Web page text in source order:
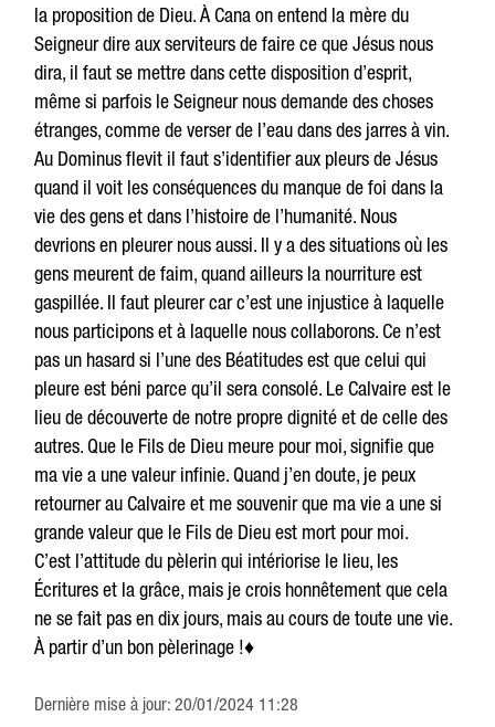
la proposition de Dieu. À Cana on entend la mère du
Seigneur dire aux serviteurs de faire ce que Jésus nous
dira, il faut se mettre dans cette disposition d’esprit,
même si parfois le Seigneur nous demande des choses
étranges, comme de verser de l’eau dans des jarres à vin.
Au Dominus flevit il faut s’identifier aux pleurs de Jésus
quand il voit les conséquences du manque de foi dans la
vie des gens et dans l’histoire de l’humanité. Nous
devrions en pleurer nous aussi. Il y a des situations où les
gens meurent de faim, quand ailleurs la nourriture est
gaspillée. Il faut pleurer car c’est une injustice à laquelle
nous participons et à laquelle nous collaborons. Ce n’est
pas un hasard si l’une des Béatitudes est que celui qui
pleure est béni parce qu’il sera consolé. Le Calvaire est le
lieu de découverte de notre propre dignité et de celle des
autres. Que le Fils de Dieu meure pour moi, signifie que
ma vie a une valeur infinie. Quand j’en doute, je peux
retourner au Calvaire et me souvenir que ma vie a une si
grande valeur que le Fils de Dieu est mort pour moi.
C’est l’attitude du pèlerin qui intériorise le lieu, les
Écritures et la grâce, mais je crois honnêtement que cela
ne se fait pas en dix jours, mais au cours de toute une vie.
À partir d’un bon pèlerinage !♦
Dernière mise à jour: 20/01/2024 11:28